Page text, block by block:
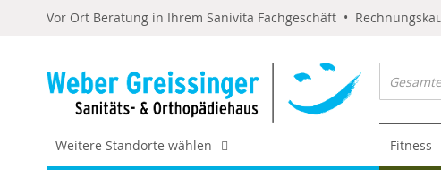
Vor Ort Beratung in Ihrem Sanivita Fachgeschäft •
Weitere Standorte wählen Fitness